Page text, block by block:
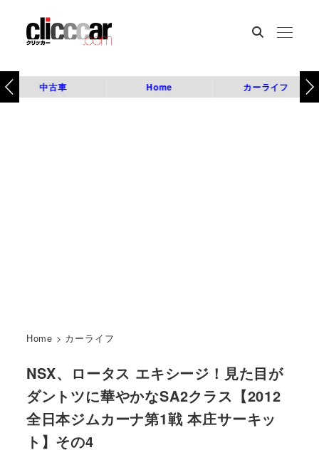
中古車 Home カーライフ
Home > カーライフ
NSX、ロータス エキシージ！見た目が
ダントツに華やかなSA2クラス【2012
全日本ジムカーナ第1戦 本庄サーキッ
ト】その4